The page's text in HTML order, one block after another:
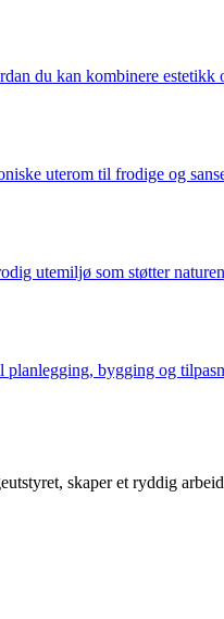
du kan kombinere
uterom til frodige og
utemiljø som støtter
bygging og
skaper et ryddig